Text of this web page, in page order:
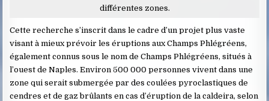
différentes zones.
Cette recherche s’inscrit dans le cadre d’un projet plus vaste
visant à mieux prévoir les éruptions aux Champs Phlégréens,
également connus sous le nom de Champs Phlégréens, situés à
l’ouest de Naples. Environ 500 000 personnes vivent dans une
zone qui serait submergée par des coulées pyroclastiques de
cendres et de gaz brûlants en cas d’éruption de la caldeira, selon